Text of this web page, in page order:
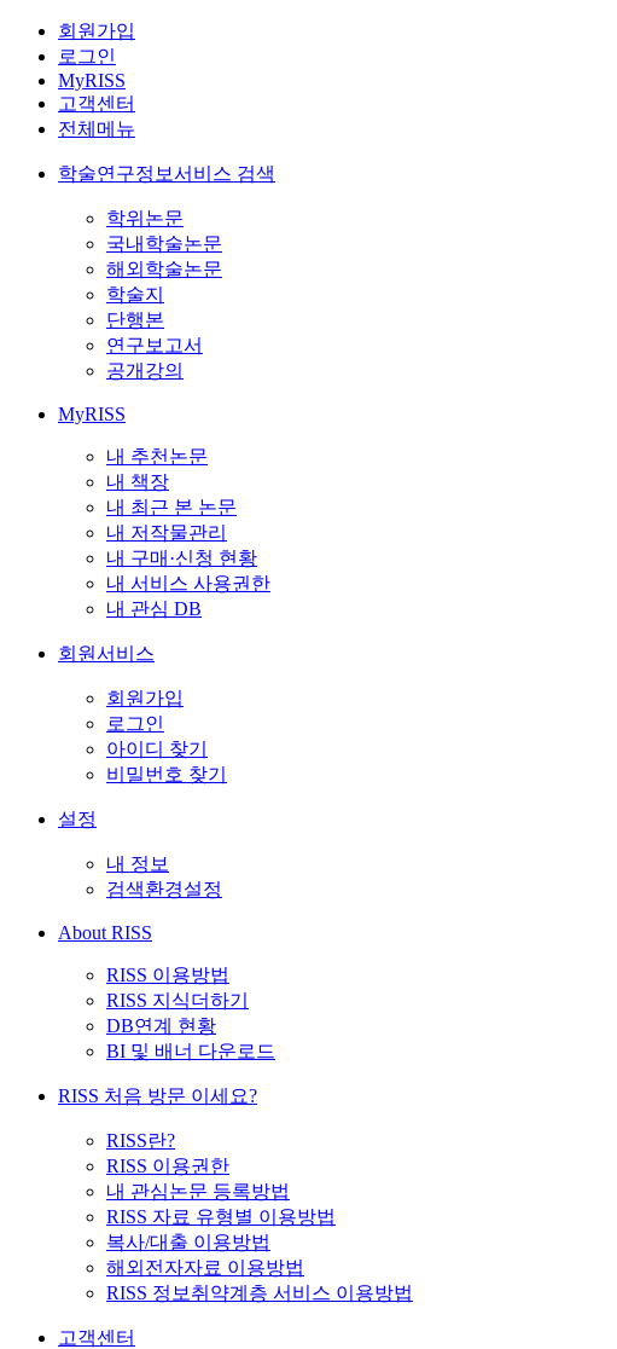
회원가입
로그인
MyRISS
고객센터
전체메뉴
학술연구정보서비스 검색
학위논문
국내학술논문
해외학술논문
학술지
단행본
연구보고서
공개강의
MyRISS
내 추천논문
내 책장
내 최근 본 논문
내 저작물관리
내 구매·신청 현황
내 서비스 사용권한
내 관심 DB
회원서비스
회원가입
로그인
아이디 찾기
비밀번호 찾기
설정
내 정보
검색환경설정
About RISS
RISS 이용방법
RISS 지식더하기
DB연계 현황
BI 및 배너 다운로드
RISS 처음 방문 이세요?
RISS란?
RISS 이용권한
내 관심논문 등록방법
RISS 자료 유형별 이용방법
복사/대출 이용방법
해외전자자료 이용방법
RISS 정보취약계층 서비스 이용방법
고객센터